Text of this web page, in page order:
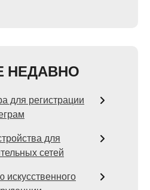
для регистрации
для
сетей